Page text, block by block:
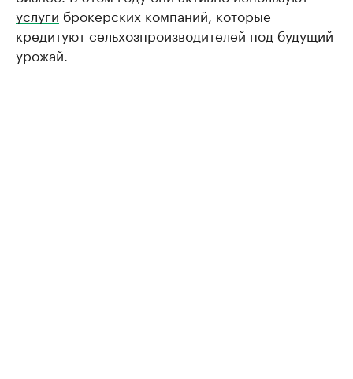
услуги брокерских компаний, которые
кредитуют сельхозпроизводителей под будущий
урожай.